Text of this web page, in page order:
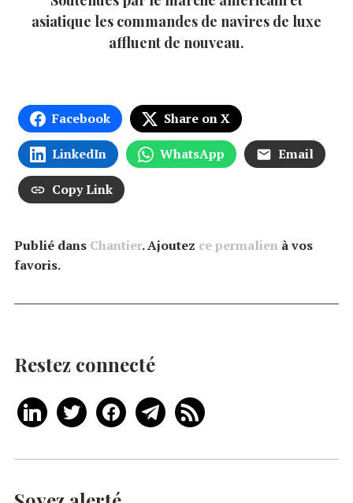
asiatique les commandes de navires de luxe
affluent de nouveau.
Facebook Share on X
LinkedIn WhatsApp Email
Copy Link
Publié dans Chantier. Ajoutez ce permalien à vos
favoris.
Restez connecté